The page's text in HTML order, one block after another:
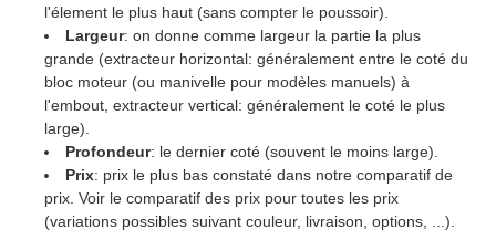
l'élement le plus haut (sans compter le poussoir).
Largeur: on donne comme largeur la partie la plus
grande (extracteur horizontal: généralement entre le coté du
bloc moteur (ou manivelle pour modèles manuels) à
l'embout, extracteur vertical: généralement le coté le plus
large).
Profondeur: le dernier coté (souvent le moins large).
Prix: prix le plus bas constaté dans notre comparatif de
prix. Voir le comparatif des prix pour toutes les prix
(variations possibles suivant couleur, livraison, options, ...).